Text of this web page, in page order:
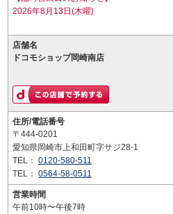
2026年8月13日(木曜)
店舗名
ドコモショップ岡崎南店
住所/電話番号
〒444-0201
愛知県岡崎市上和田町字サジ28-1
TEL： 0120-580-511
TEL： 0564-58-0511
営業時間
午前10時〜午後7時